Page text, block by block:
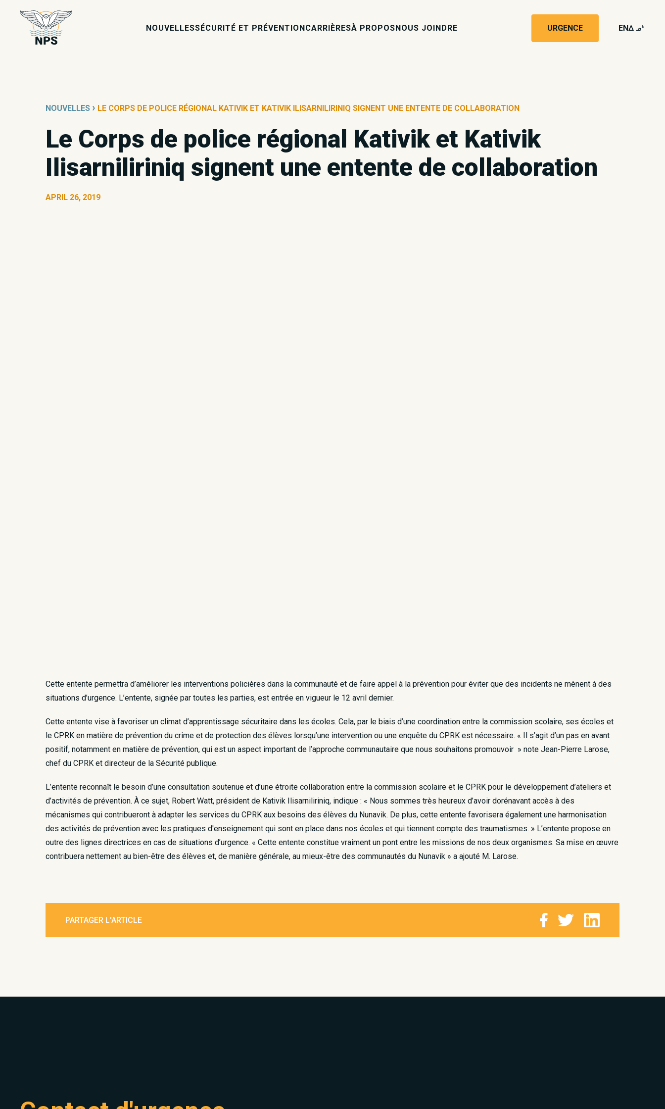
NOUVELLESSÉCURITÉ ET PRÉVENTIONCARRIÈRESÀ PROPOSNOUS JOINDRE URGENCE ENwk4
NOUVELLES › LE CORPS DE POLICE RÉGIONAL KATIVIK ET KATIVIK ILISARNILIRINIQ SIGNENT UNE ENTENTE DE COLLABORATION
Le Corps de police régional Kativik et Kativik
Ilisarniliriniq signent une entente de collaboration
APRIL 26, 2019
Cette entente permettra d’améliorer les interventions policières dans la communauté et de faire appel à la prévention pour éviter que des incidents ne mènent à des
situations d’urgence. L’entente, signée par toutes les parties, est entrée en vigueur le 12 avril dernier.
Cette entente vise à favoriser un climat d’apprentissage sécuritaire dans les écoles. Cela, par le biais d’une coordination entre la commission scolaire, ses écoles et
le CPRK en matière de prévention du crime et de protection des élèves lorsqu’une intervention ou une enquête du CPRK est nécessaire. « Il s’agit d’un pas en avant
positif, notamment en matière de prévention, qui est un aspect important de l’approche communautaire que nous souhaitons promouvoir » note Jean-Pierre Larose,
chef du CPRK et directeur de la Sécurité publique.
L’entente reconnaît le besoin d’une consultation soutenue et d’une étroite collaboration entre la commission scolaire et le CPRK pour le développement d’ateliers et
d’activités de prévention. À ce sujet, Robert Watt, président de Kativik Ilisarniliriniq, indique : « Nous sommes très heureux d’avoir dorénavant accès à des
mécanismes qui contribueront à adapter les services du CPRK aux besoins des élèves du Nunavik. De plus, cette entente favorisera également une harmonisation
des activités de prévention avec les pratiques d'enseignement qui sont en place dans nos écoles et qui tiennent compte des traumatismes. » L’entente propose en
outre des lignes directrices en cas de situations d’urgence. « Cette entente constitue vraiment un pont entre les missions de nos deux organismes. Sa mise en œuvre
contribuera nettement au bien-être des élèves et, de manière générale, au mieux-être des communautés du Nunavik » a ajouté M. Larose.
PARTAGER L'ARTICLE